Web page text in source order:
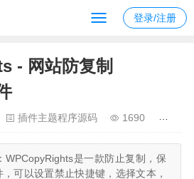
登录/注册
- 网站防复制
插件主题程序源码 1690
WPCopyRights是一款防止复制，保
可以设置禁止快捷键，选择文本，